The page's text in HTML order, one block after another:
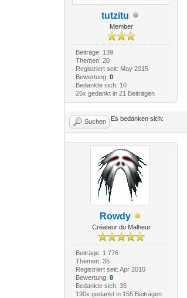
tutzitu
Member
Beiträge: 139
Themen: 20
Registriert seit: May 2015
Bewertung: 0
Bedankte sich: 10
26x gedankt in 21 Beiträgen
Suchen Es bedanken sich:
Rowdy
Créateur du Malheur
Beiträge: 1.776
Themen: 35
Registriert seit: Apr 2010
Bewertung: 8
Bedankte sich: 35
190x gedankt in 155 Beiträgen